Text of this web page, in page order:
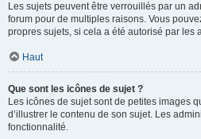
Les sujets peuvent être verrouillés par un
forum pour de multiples raisons. Vous
propres sujets, si cela a été autorisé par les
Haut
Que sont les icônes de sujet ?
Les icônes de sujet sont de petites images
d’illustrer le contenu de son sujet. Les
fonctionnalité.